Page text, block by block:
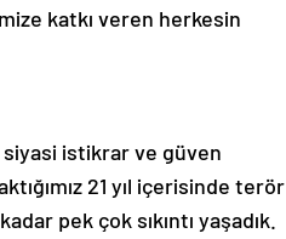
katkı veren herkesin
siyasi istikrar ve güven
21 yıl içerisinde terör
pek çok sıkıntı yaşadık.